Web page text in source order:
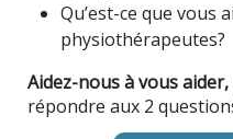
Qu’est-ce que vous
physiothérapeutes?
Aidez-nous à vous aider,
répondre aux 2